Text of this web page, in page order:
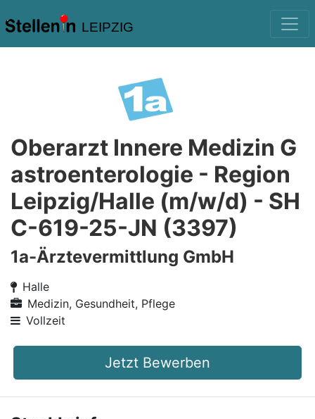
LEIPZIG
Oberarzt Innere Medizin G
astroenterologie - Region
Leipzig/Halle (m/w/d) - SH
C-619-25-JN (3397)
1a-Ärztevermittlung GmbH
Halle
Medizin, Gesundheit, Pflege
Vollzeit
Jetzt Bewerben